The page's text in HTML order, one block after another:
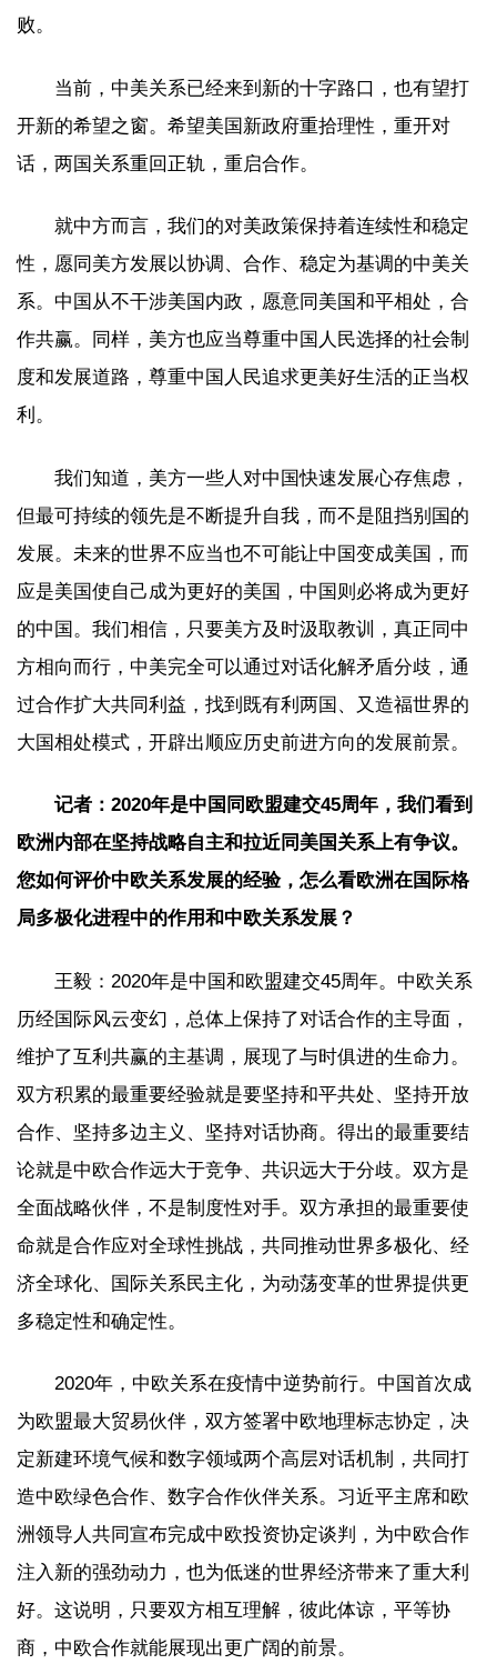
败。
当前，中美关系已经来到新的十字路口，也有望打
开新的希望之窗。希望美国新政府重拾理性，重开对
话，两国关系重回正轨，重启合作。
就中方而言，我们的对美政策保持着连续性和稳定
性，愿同美方发展以协调、合作、稳定为基调的中美关
系。中国从不干涉美国内政，愿意同美国和平相处，合
作共赢。同样，美方也应当尊重中国人民选择的社会制
度和发展道路，尊重中国人民追求更美好生活的正当权
利。
我们知道，美方一些人对中国快速发展心存焦虑，
但最可持续的领先是不断提升自我，而不是阻挡别国的
发展。未来的世界不应当也不可能让中国变成美国，而
应是美国使自己成为更好的美国，中国则必将成为更好
的中国。我们相信，只要美方及时汲取教训，真正同中
方相向而行，中美完全可以通过对话化解矛盾分歧，通
过合作扩大共同利益，找到既有利两国、又造福世界的
大国相处模式，开辟出顺应历史前进方向的发展前景。
记者：2020年是中国同欧盟建交45周年，我们看到
欧洲内部在坚持战略自主和拉近同美国关系上有争议。
您如何评价中欧关系发展的经验，怎么看欧洲在国际格
局多极化进程中的作用和中欧关系发展？
王毅：2020年是中国和欧盟建交45周年。中欧关系
历经国际风云变幻，总体上保持了对话合作的主导面，
维护了互利共赢的主基调，展现了与时俱进的生命力。
双方积累的最重要经验就是要坚持和平共处、坚持开放
合作、坚持多边主义、坚持对话协商。得出的最重要结
论就是中欧合作远大于竞争、共识远大于分歧。双方是
全面战略伙伴，不是制度性对手。双方承担的最重要使
命就是合作应对全球性挑战，共同推动世界多极化、经
济全球化、国际关系民主化，为动荡变革的世界提供更
多稳定性和确定性。
2020年，中欧关系在疫情中逆势前行。中国首次成
为欧盟最大贸易伙伴，双方签署中欧地理标志协定，决
定新建环境气候和数字领域两个高层对话机制，共同打
造中欧绿色合作、数字合作伙伴关系。习近平主席和欧
洲领导人共同宣布完成中欧投资协定谈判，为中欧合作
注入新的强劲动力，也为低迷的世界经济带来了重大利
好。这说明，只要双方相互理解，彼此体谅，平等协
商，中欧合作就能展现出更广阔的前景。